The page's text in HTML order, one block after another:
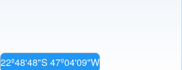
22º48'48"S 47º04'09"W